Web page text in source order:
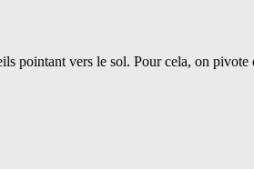
pointant vers le sol. Pour cela, on